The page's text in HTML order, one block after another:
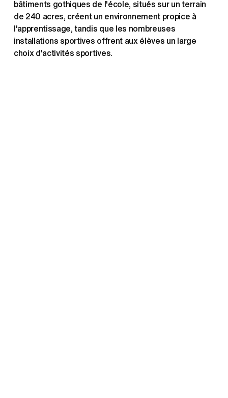
bâtiments gothiques de l'école, situés sur un terrain
de 240 acres, créent un environnement propice à
l'apprentissage, tandis que les nombreuses
installations sportives offrent aux élèves un large
choix d'activités sportives.